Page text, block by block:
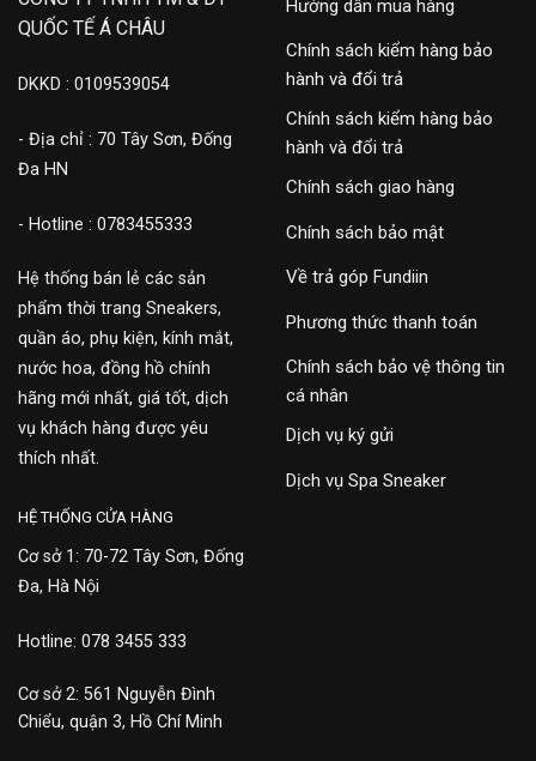
QUỐC TẾ Á CHÂU
DKKD : 0109539054
- Địa chỉ : 70 Tây Sơn, Đống
Đa HN
- Hotline : 0783455333
Hệ thống bán lẻ các sản
phẩm thời trang Sneakers,
quần áo, phụ kiện, kính mắt,
nước hoa, đồng hồ chính
hãng mới nhất, giá tốt, dịch
vụ khách hàng được yêu
thích nhất.
Hướng dẫn mua hàng
Chính sách kiểm hàng bảo
hành và đổi trả
Chính sách kiểm hàng bảo
hành và đổi trả
Chính sách giao hàng
Chính sách bảo mật
Về trả góp Fundiin
Phương thức thanh toán
Chính sách bảo vệ thông tin
cá nhân
Dịch vụ ký gửi
Dịch vụ Spa Sneaker
HỆ THỐNG CỬA HÀNG
Cơ sở 1: 70-72 Tây Sơn, Đống
Đa, Hà Nội
Hotline: 078 3455 333
Cơ sở 2: 561 Nguyễn Đình
Chiểu, quận 3, Hồ Chí Minh